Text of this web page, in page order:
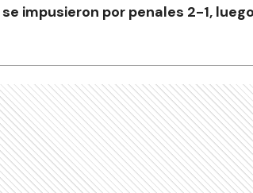
impusieron por penales 2-1,